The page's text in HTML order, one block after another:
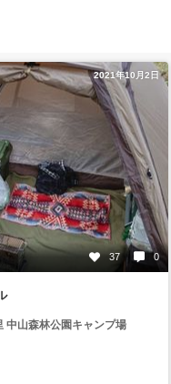
2021年10月2日
37 0
中山森林公園キャンプ場